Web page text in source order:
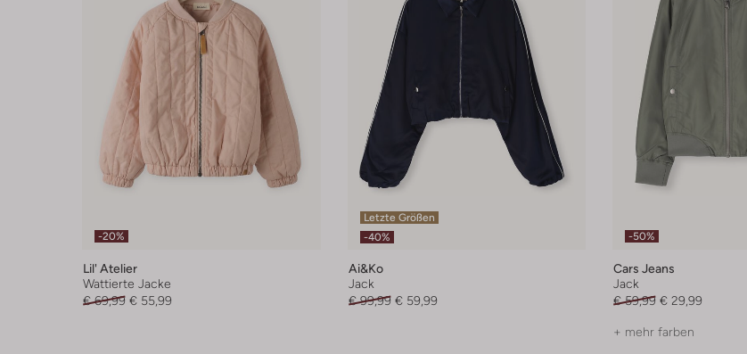
-20%
Lil' Atelier
Wattierte Jacke
€ 69,99 € 55,99
Letzte Größen
-40%
Ai&ko
Jack
€ 99,99 € 59,99
-50%
Cars Jeans
Jack
€ 59,99 € 29,99
+ mehr farben